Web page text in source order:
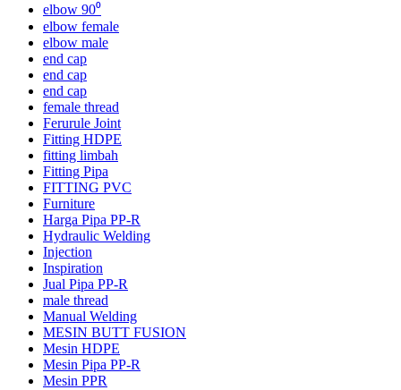
elbow 90⁰
elbow female
elbow male
end cap
end cap
end cap
female thread
Ferurule Joint
Fitting HDPE
fitting limbah
Fitting Pipa
FITTING PVC
Furniture
Harga Pipa PP-R
Hydraulic Welding
Injection
Inspiration
Jual Pipa PP-R
male thread
Manual Welding
MESIN BUTT FUSION
Mesin HDPE
Mesin Pipa PP-R
Mesin PPR